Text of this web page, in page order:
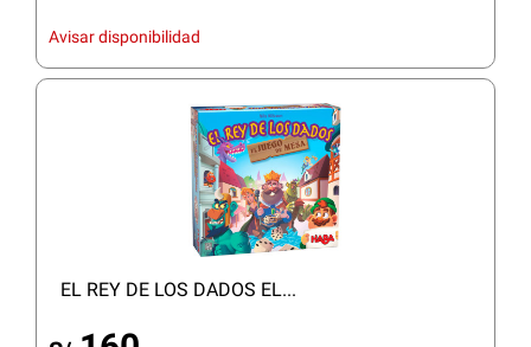
Avisar disponibilidad
EL REY DE LOS DADOS EL...